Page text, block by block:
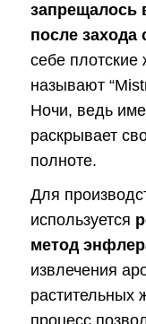
запрещалось
после захода
себе
называют
Ночи, ведь
раскрывает
полноте.
Для
используется
метод
извлечения
растительных